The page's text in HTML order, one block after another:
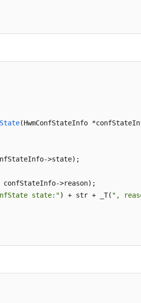
participantsTemp =
== 2)
>number, (char
(HwmConfStateInfo
>state);
>reason);
state:") + str + _T( ",